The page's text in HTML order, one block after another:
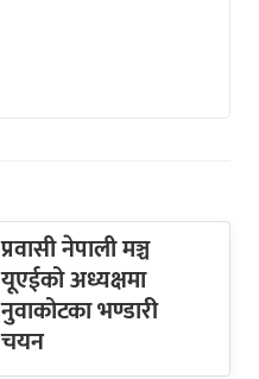
प्रवासी नेपाली मञ्च
यूएईको अध्यक्षमा
नुवाकोटका भण्डारी
चयन